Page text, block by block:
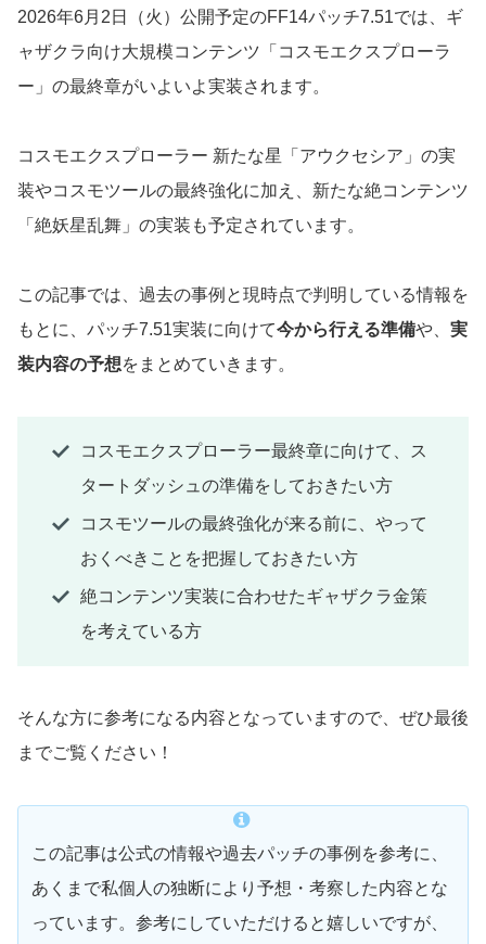
2026年6月2日（火）公開予定のFF14パッチ7.51では、ギ
ャザクラ向け大規模コンテンツ「コスモエクスプローラ
ー」の最終章がいよいよ実装されます。
コスモエクスプローラー 新たな星「アウクセシア」の実
装やコスモツールの最終強化に加え、新たな絶コンテンツ
「絶妖星乱舞」の実装も予定されています。
この記事では、過去の事例と現時点で判明している情報を
もとに、パッチ7.51実装に向けて今から行える準備や、 実
装内容の予想をまとめていきます。
コスモエクスプローラー最終章に向けて、ス
タートダッシュの準備をしておきたい方
コスモツールの最終強化が来る前に、やって
おくべきことを把握しておきたい方
絶コンテンツ実装に合わせたギャザクラ金策
を考えている方
そんな方に参考になる内容となっていますので、ぜひ最後
までご覧ください！
この記事は公式の情報や過去パッチの事例を参考に、
あくまで私個人の独断により予想・考察した内容とな
っています。参考にしていただけると嬉しいですが、